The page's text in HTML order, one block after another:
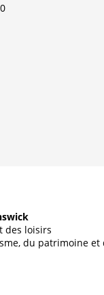
0
des loisirs
du patrimoine et